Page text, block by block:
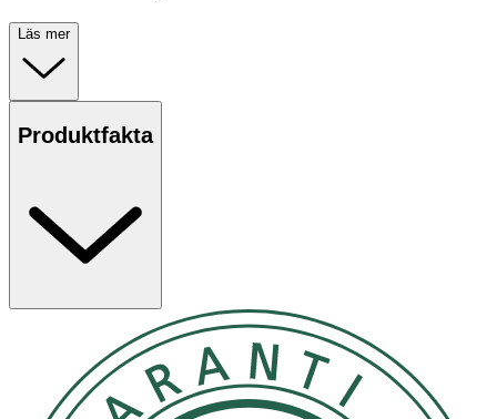
Läs mer
Produktfakta